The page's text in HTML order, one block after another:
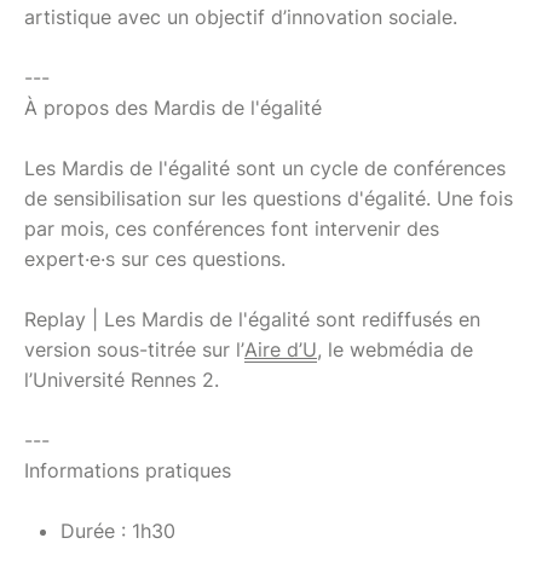
artistique avec un objectif d’innovation sociale.
---
À propos des Mardis de l'égalité
Les Mardis de l'égalité sont un cycle de conférences
de sensibilisation sur les questions d'égalité. Une fois
par mois, ces conférences font intervenir des
expert·e·s sur ces questions.
Replay | Les Mardis de l'égalité sont rediffusés en
version sous-titrée sur l’Aire d’U, le webmédia de
l’Université Rennes 2.
---
Informations pratiques
Durée : 1h30